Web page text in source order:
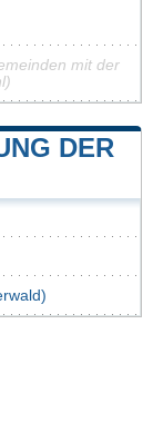
mit der
DER